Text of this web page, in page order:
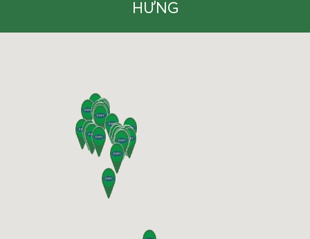
HƯNG